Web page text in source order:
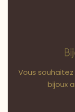
Vous souhaitez
bijoux